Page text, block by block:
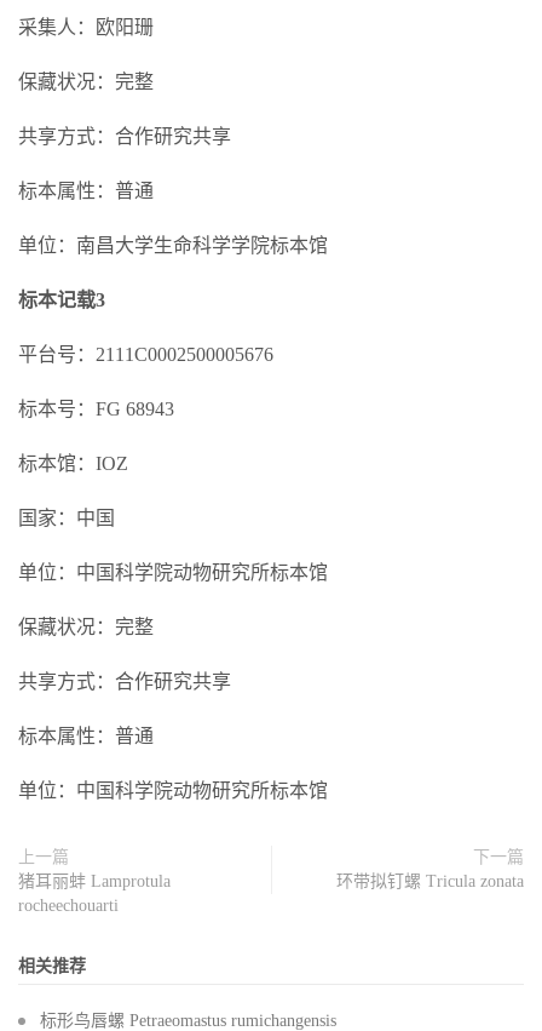
采集人：欧阳珊
保藏状况：完整
共享方式：合作研究共享
标本属性：普通
单位：南昌大学生命科学学院标本馆
标本记载3
平台号：2111C0002500005676
标本号：FG 68943
标本馆：IOZ
国家：中国
单位：中国科学院动物研究所标本馆
保藏状况：完整
共享方式：合作研究共享
标本属性：普通
单位：中国科学院动物研究所标本馆
上一篇
猪耳丽蚌 Lamprotula
rocheechouarti
下一篇
环带拟钉螺 Tricula zonata
相关推荐
标形鸟唇螺 Petraeomastus rumichangensis